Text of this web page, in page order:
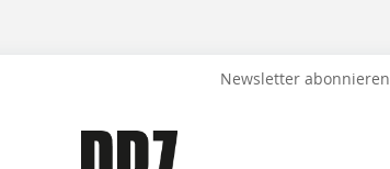
Newsletter abonnieren